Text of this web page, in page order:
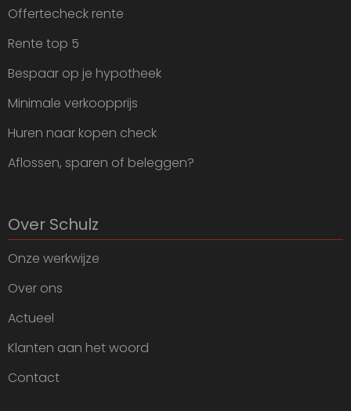
Offertecheck rente
Rente top 5
Bespaar op je hypotheek
Minimale verkoopprijs
Huren naar kopen check
Aflossen, sparen of beleggen?
Over Schulz
Onze werkwijze
Over ons
Actueel
Klanten aan het woord
Contact